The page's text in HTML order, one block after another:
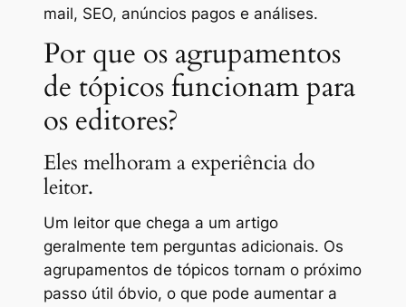
mail, SEO, anúncios pagos e análises.
Por que os agrupamentos
de tópicos funcionam para
os editores?
Eles melhoram a experiência do
leitor.
Um leitor que chega a um artigo
geralmente tem perguntas adicionais. Os
agrupamentos de tópicos tornam o próximo
passo útil óbvio, o que pode aumentar a